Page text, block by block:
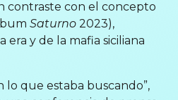
contraste con el concepto
Saturno 2023),
era y de la mafia siciliana
lo que estaba buscando”,